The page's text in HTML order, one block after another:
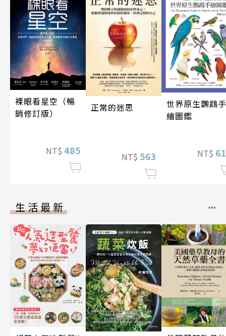
裸眼看星空（暢
銷修訂版）
NT$ 485
正常的迷思
NT$ 563
世界原生鸚鵡手
繪圖鑑
NT$
生活最新